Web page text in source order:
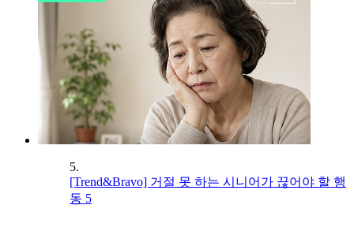
5.
[Trend&Bravo] 거절 못 하는 시니어가 끊어야 할 행
동 5